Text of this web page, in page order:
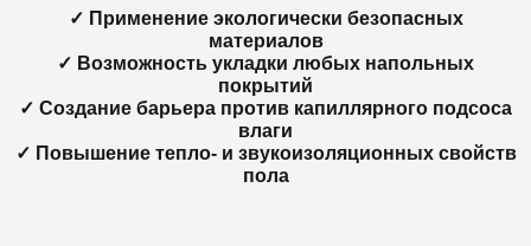
✓ Применение экологически безопасных
материалов
✓ Возможность укладки любых напольных
покрытий
✓ Создание барьера против капиллярного подсоса
влаги
✓ Повышение тепло- и звукоизоляционных свойств
пола